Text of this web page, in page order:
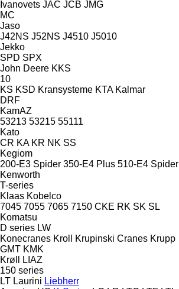
Ivanovets JAC JCB JMG
MC
Jaso
J42NS J52NS J4510 J5010
Jekko
SPD SPX
John Deere KKS
10
KS KSD Kransysteme KTA Kalmar
DRF
KamAZ
53213 53215 55111
Kato
CR KA KR NK SS
Kegiom
200-E3 Spider 350-E4 Plus 510-E4 Spider
Kenworth
T-series
Klaas Kobelco
7045 7055 7065 7150 CKE RK SK SL
Komatsu
D series LW
Konecranes Kroll Krupinski Cranes Krupp
GMT KMK
Krøll
LIAZ
150 series
LT Laurini Liebherr